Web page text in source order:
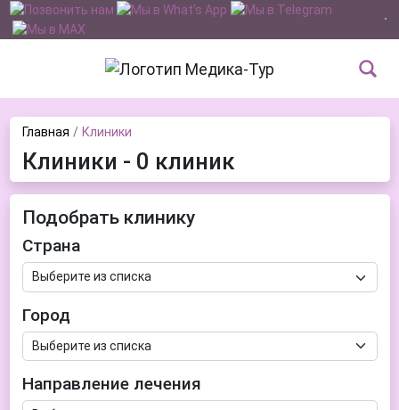
Главная Клиники
Клиники - 0 клиник
Подобрать клинику
Страна
Город
Направление лечения